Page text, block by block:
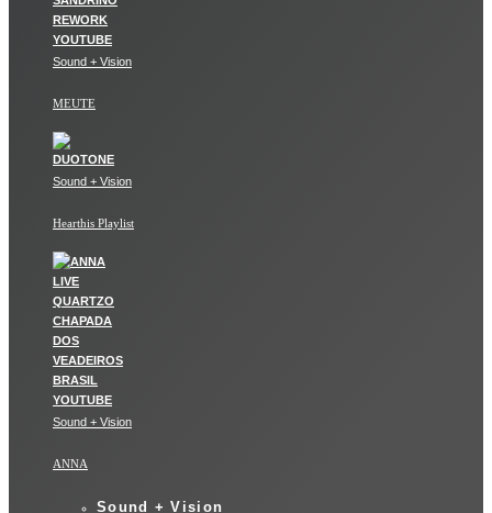
Sound + Vision
MEUTE
Sound + Vision
Hearthis Playlist
Sound + Vision
ANNA
Sound + Vision